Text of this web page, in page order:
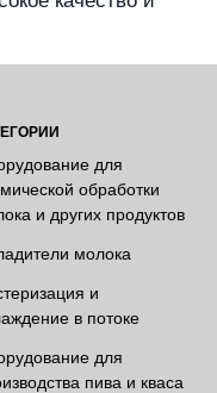
для
обработки
и других продуктов
молока
и
в потоке
для
пива и кваса